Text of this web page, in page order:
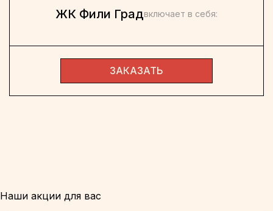
ЖК Фили Градвключает в себя:
ЗАКАЗАТЬ
Наши акции для вас